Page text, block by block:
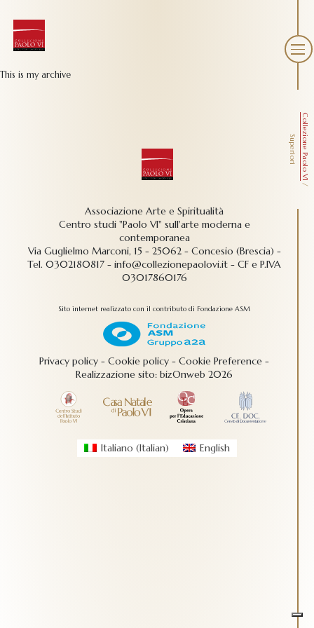
Collezione Paolo VI
/
Superiori
This is my archive
Associazione Arte e Spiritualità
Centro studi "Paolo VI" sull'arte moderna e
contemporanea
Via Guglielmo Marconi, 15 - 25062 - Concesio (Brescia) -
Tel.0302180817 -info@collezionepaolovi.it - CF e P.IVA
03017860176
Sito internet realizzato con il contributo di Fondazione ASM
Privacy policy -Cookie policy -Cookie Preference -
Realizzazione sito:bizOnweb 2026
Italiano (Italian) English